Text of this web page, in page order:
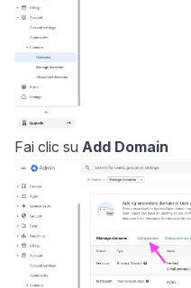
Fai clic su Add Domain